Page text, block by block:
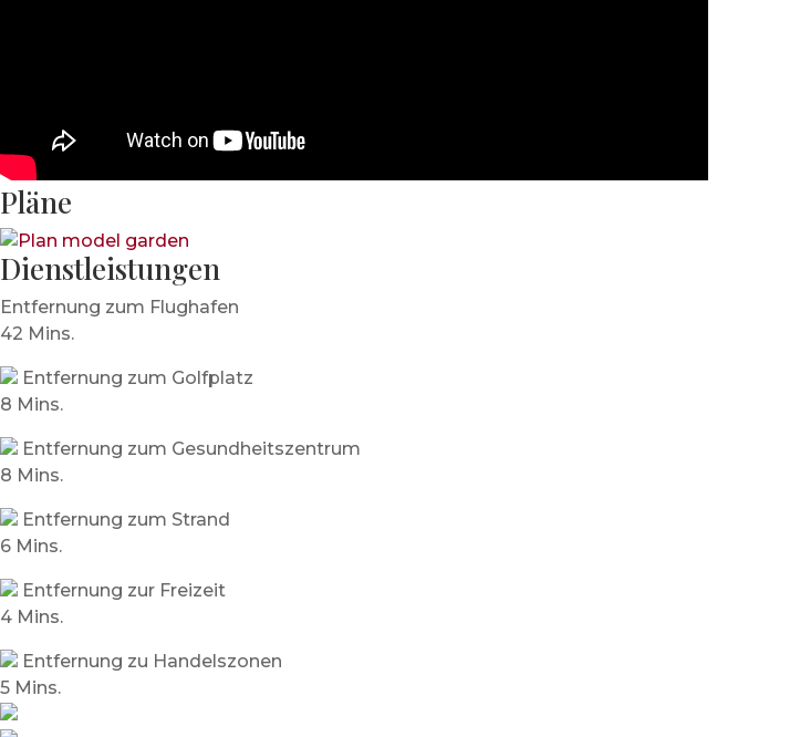
Pläne
Dienstleistungen
Entfernung zum Flughafen
42 Mins.
Entfernung zum Golfplatz
8 Mins.
Entfernung zum Gesundheitszentrum
8 Mins.
Entfernung zum Strand
6 Mins.
Entfernung zur Freizeit
4 Mins.
Entfernung zu Handelszonen
5 Mins.